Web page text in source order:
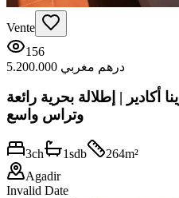
Vente
156
5.200.000 درهم مغربي
أكادير | إطلالة بحرية رائعة
وتراس واسع
3ch 1sdb 264m²
Agadir
Invalid Date